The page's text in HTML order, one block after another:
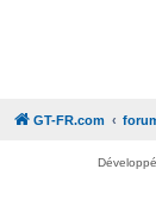
GT-FR.com